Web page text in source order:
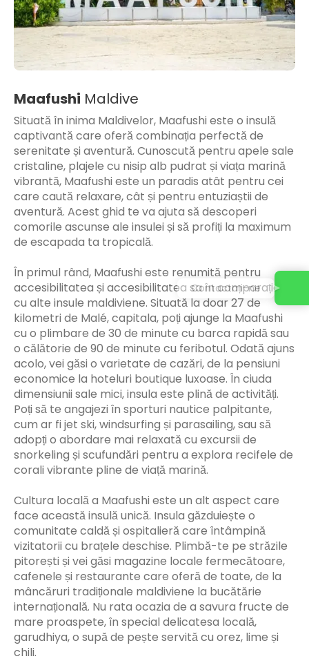
Maafushi Maldive
Situată în inima Maldivelor, Maafushi este o insulă
captivantă care oferă combinația perfectă de
serenitate și aventură. Cunoscută pentru apele sale
cristaline, plajele cu nisip alb pudrat și viața marină
vibrantă, Maafushi este un paradis atât pentru cei
care caută relaxare, cât și pentru entuziaștii de
aventură. Acest ghid te va ajuta să descoperi
comorile ascunse ale insulei și să profiți la maximum
de escapada ta tropicală.
În primul rând, Maafushi este renumită pentru
accesibilitatea și accesibilitatea sa în comparație
cu alte insule maldiviene. Situată la doar 27 de
kilometri de Malé, capitala, poți ajunge la Maafushi
cu o plimbare de 30 de minute cu barca rapidă sau
o călătorie de 90 de minute cu feribotul. Odată ajuns
acolo, vei găsi o varietate de cazări, de la pensiuni
economice la hoteluri boutique luxoase. În ciuda
dimensiunii sale mici, insula este plină de activități.
Poți să te angajezi în sporturi nautice palpitante,
cum ar fi jet ski, windsurfing și parasailing, sau să
adopți o abordare mai relaxată cu excursii de
snorkeling și scufundări pentru a explora recifele de
corali vibrante pline de viață marină.
Cultura locală a Maafushi este un alt aspect care
face această insulă unică. Insula găzduiește o
comunitate caldă și ospitalieră care întâmpină
vizitatorii cu brațele deschise. Plimbă-te pe străzile
pitorești și vei găsi magazine locale fermecătoare,
cafenele și restaurante care oferă de toate, de la
mâncăruri tradiționale maldiviene la bucătărie
internațională. Nu rata ocazia de a savura fructe de
mare proaspete, în special delicatesa locală,
garudhiya, o supă de pește servită cu orez, lime și
chili.
Contactați-ne